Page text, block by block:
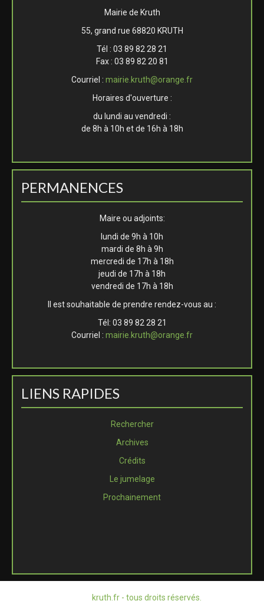
Mairie de Kruth
55, grand rue 68820 KRUTH
Tél : 03 89 82 28 21
Fax : 03 89 82 20 81
Courriel : mairie.kruth@orange.fr
Horaires d'ouverture :
du lundi au vendredi :
de 8h à 10h et de 16h à 18h
PERMANENCES
Maire ou adjoints:
lundi de 9h à 10h
mardi de 8h à 9h
mercredi de 17h à 18h
jeudi de 17h à 18h
vendredi de 17h à 18h
Il est souhaitable de prendre rendez-vous au :
Tél: 03 89 82 28 21
Courriel : mairie.kruth@orange.fr
LIENS RAPIDES
Rechercher
Archives
Crédits
Le jumelage
Prochainement
kruth.fr - tous droits réservés.